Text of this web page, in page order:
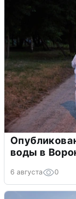
воды в
6 августа 0